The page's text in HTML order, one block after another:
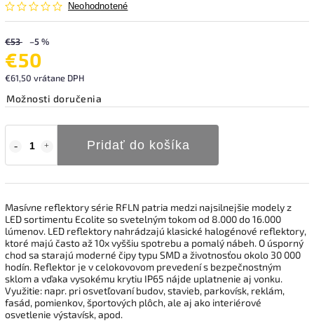
Neohodnotené
€53 –5 %
€50
€61,50 vrátane DPH
Možnosti doručenia
Pridať do košíka
Masívne reflektory série RFLN patria medzi najsilnejšie modely z
LED sortimentu Ecolite so svetelným tokom od 8.000 do 16.000
lúmenov. LED reflektory nahrádzajú klasické halogénové reflektory,
ktoré majú často až 10x vyššiu spotrebu a pomalý nábeh. O úsporný
chod sa starajú moderné čipy typu SMD a životnosťou okolo 30 000
hodín. Reflektor je v celokovovom prevedení s bezpečnostným
sklom a vďaka vysokému krytiu IP65 nájde uplatnenie aj vonku.
Využitie: napr. pri osvetľovaní budov, stavieb, parkovísk, reklám,
fasád, pomienkov, športových plôch, ale aj ako interiérové ​​
osvetlenie výstavísk, apod.